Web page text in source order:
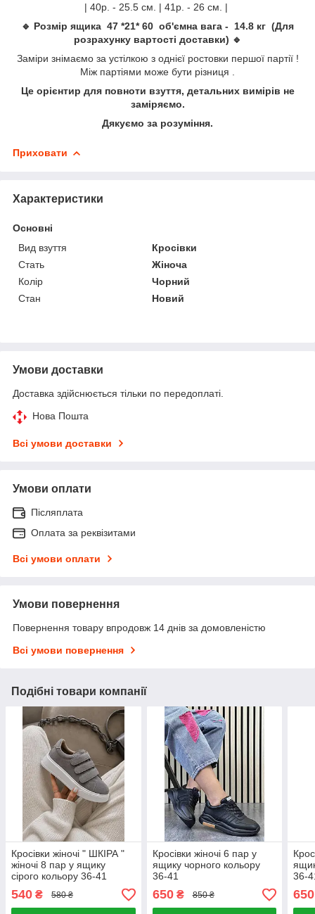
| 40р. - 25.5 см. | 41р. - 26 см. |
🔹 Розмір ящика 47 *21* 60 об'ємна вага - 14.8 кг (Для
розрахунку вартості доставки) 🔹
Заміри знімаємо за устілкою з однієї ростовки першої партії !
Між партіями може бути різниця .
Це орієнтир для повноти взуття, детальних вимірів не
заміряємо.
Дякуємо за розуміння.
Приховати
Характеристики
Основні
Вид взуття
Кросівки
Стать
Жіноча
Колір
Чорний
Стан
Новий
Умови доставки
Доставка здійснюється тільки по передоплаті.
Нова Пошта
Всі умови доставки
Умови оплати
Післяплата
Оплата за реквізитами
Всі умови оплати
Умови повернення
Повернення товару впродовж 14 днів за домовленістю
Всі умови повернення
Подібні товари компанії
Кросівки жіночі " ШКІРА "
жіночі 8 пар у ящику
сірого кольору 36-41
540 ₴ 580 ₴
Кросівки жіночі 6 пар у
ящику чорного кольору
36-41
650₴ 850 ₴
36-
650